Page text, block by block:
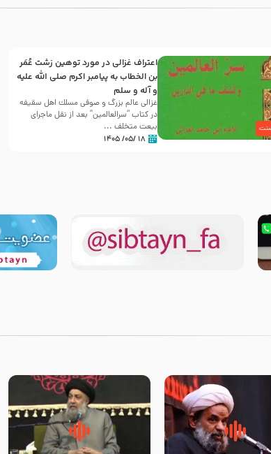
اعتراف غزالی در مورد توهین زشت عُمَر
بن الخطاب به پیامبر اکرم صلی الله علیه
و آله و سلم
غزالی عالم بزرگ و صوفی مسلك اهل سقيفه
در کتاب “سرالعالمین” بعد از نقل ماجرای
بیعت متخلف ...
۱۸ /۰۵/ ۱۴۰۵